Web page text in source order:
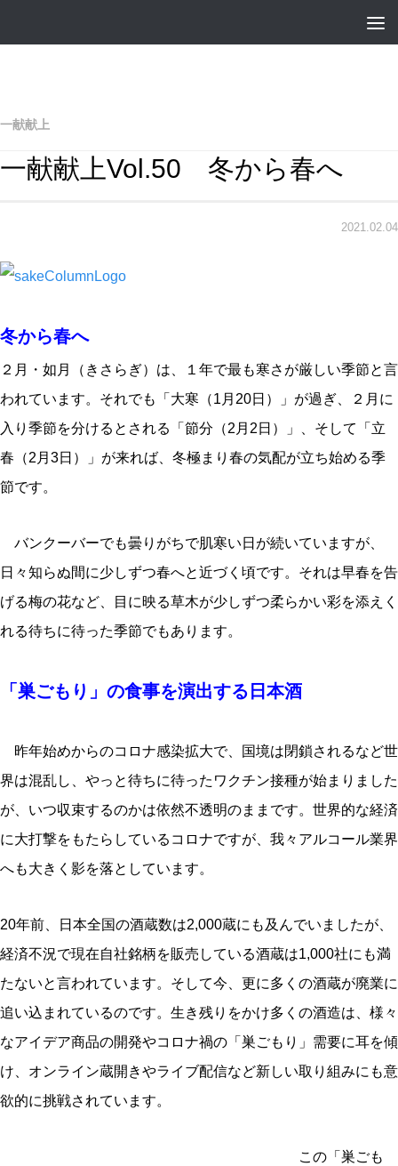
一献献上
一献献上Vol.50 冬から春へ
2021.02.04
冬から春へ
２月・如月（きさらぎ）は、１年で最も寒さが厳しい季節と言
われています。それでも「大寒（1月20日）」が過ぎ、２月に
入り季節を分けるとされる「節分（2月2日）」、そして「立
春（2月3日）」が来れば、冬極まり春の気配が立ち始める季
節です。
バンクーバーでも曇りがちで肌寒い日が続いていますが、
日々知らぬ間に少しずつ春へと近づく頃です。それは早春を告
げる梅の花など、目に映る草木が少しずつ柔らかい彩を添えく
れる待ちに待った季節でもあります。
「巣ごもり」の食事を演出する日本酒
昨年始めからのコロナ感染拡大で、国境は閉鎖されるなど世
界は混乱し、やっと待ちに待ったワクチン接種が始まりました
が、いつ収束するのかは依然不透明のままです。世界的な経済
に大打撃をもたらしているコロナですが、我々アルコール業界
へも大きく影を落としています。
20年前、日本全国の酒蔵数は2,000蔵にも及んでいましたが、
経済不況で現在自社銘柄を販売している酒蔵は1,000社にも満
たないと言われています。そして今、更に多くの酒蔵が廃業に
追い込まれているのです。生き残りをかけ多くの酒造は、様々
なアイデア商品の開発やコロナ禍の「巣ごもり」需要に耳を傾
け、オンライン蔵開きやライブ配信など新しい取り組みにも意
欲的に挑戦されています。
この「巣ごも